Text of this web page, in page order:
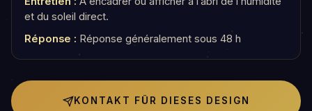
et du soleil direct.
Réponse : Réponse généralement sous 48 h
KONTAKT FÜR DIESES DESIGN